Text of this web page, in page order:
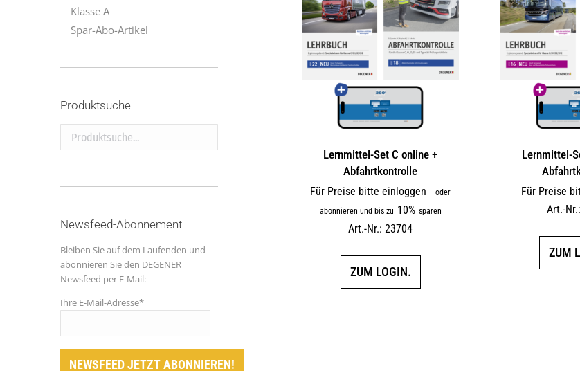
Lernmittel-Set C online +
Abfahrtkontrolle
Für Preise bitte einloggen – oder
abonnieren und bis zu 10% sparen
Art.-Nr.: 23704
ZUM LOGIN.
Lernmittel-
Für Preise
Art.-
ZUM
Klasse A
Spar-Abo-Artikel
Produktsuche
Produktsuche...
Newsfeed-Abonnement
Bleiben Sie auf dem Laufenden und
abonnieren Sie den DEGENER
Newsfeed per E-Mail:
Ihre E-Mail-Adresse*